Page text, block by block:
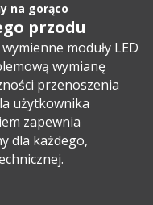
na gorąco
przodu
moduły LED
wymianę
przenoszenia
użytkownika
zapewnia
dla każdego,